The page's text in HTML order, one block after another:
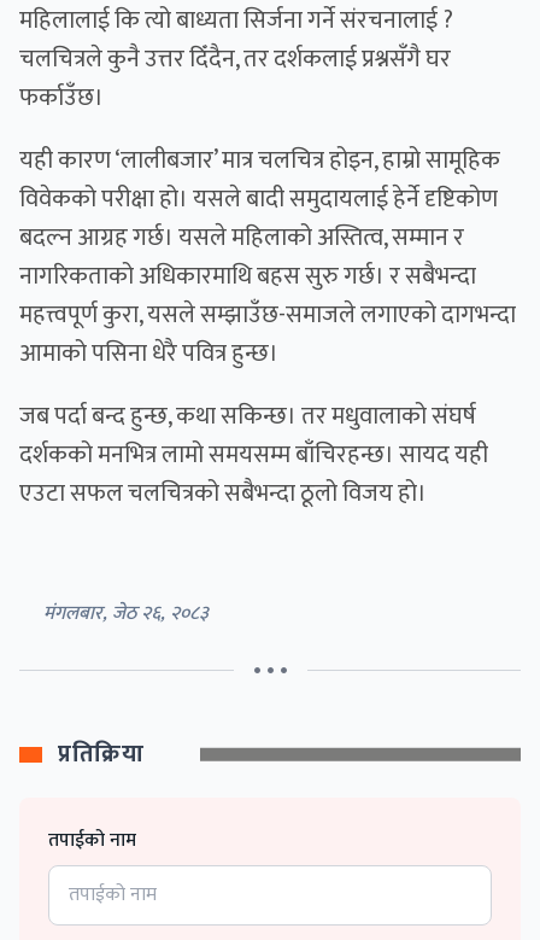
महिलालाई कि त्यो बाध्यता सिर्जना गर्ने संरचनालाई ?
चलचित्रले कुनै उत्तर दिँदैन, तर दर्शकलाई प्रश्नसँगै घर
फर्काउँछ।
यही कारण ‘लालीबजार’ मात्र चलचित्र होइन, हाम्रो सामूहिक
विवेकको परीक्षा हो। यसले बादी समुदायलाई हेर्ने दृष्टिकोण
बदल्न आग्रह गर्छ। यसले महिलाको अस्तित्व, सम्मान र
नागरिकताको अधिकारमाथि बहस सुरु गर्छ। र सबैभन्दा
महत्त्वपूर्ण कुरा, यसले सम्झाउँछ-समाजले लगाएको दागभन्दा
आमाको पसिना धेरै पवित्र हुन्छ।
जब पर्दा बन्द हुन्छ, कथा सकिन्छ। तर मधुवालाको संघर्ष
दर्शकको मनभित्र लामो समयसम्म बाँचिरहन्छ। सायद यही
एउटा सफल चलचित्रको सबैभन्दा ठूलो विजय हो।
मंगलबार, जेठ २६, २०८३
• • •
प्रतिक्रिया
तपाईको नाम